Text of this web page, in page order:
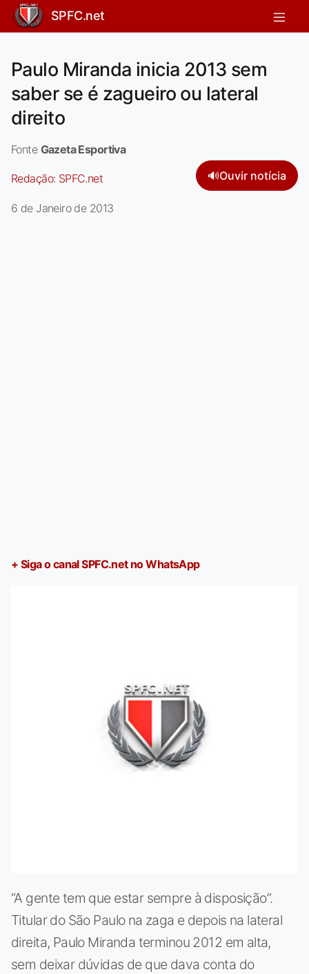
SPFC.net
Paulo Miranda inicia 2013 sem
saber se é zagueiro ou lateral
direito
Fonte Gazeta Esportiva
Redação: SPFC.net 🔊Ouvir notícia
6 de Janeiro de 2013
+ Siga o canal SPFC.net no WhatsApp
“A gente tem que estar sempre à disposição”.
Titular do São Paulo na zaga e depois na lateral
direita, Paulo Miranda terminou 2012 em alta,
sem deixar dúvidas de que dava conta do